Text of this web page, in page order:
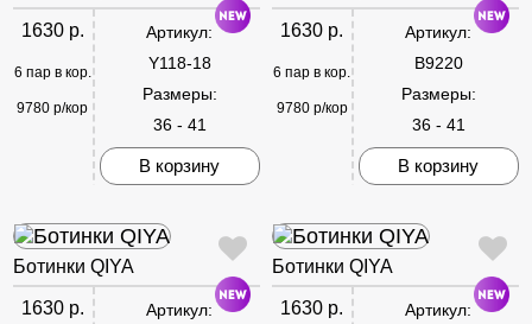
1630 р.
6 пар в кор.
9780 р/кор
Артикул:
Y118-18
Размеры:
36 - 41
В корзину
1630 р.
6 пар в кор.
9780 р/кор
Артикул:
B9220
Размеры:
36 - 41
В корзину
Ботинки QIYA
1630 р. Артикул:
Ботинки QIYA
1630 р. Артикул: